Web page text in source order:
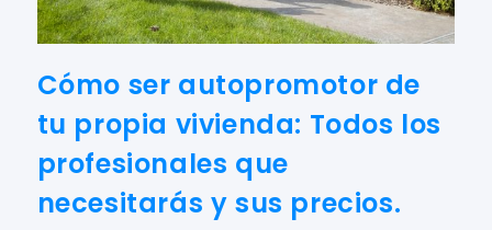
Cómo ser autopromotor de
tu propia vivienda: Todos los
profesionales que
necesitarás y sus precios.